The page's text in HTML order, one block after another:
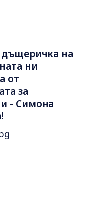
дъщеричка на
ни
от
за
- Симона